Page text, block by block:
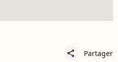
share Partager